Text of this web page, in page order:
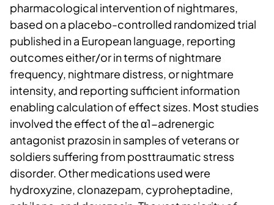
pharmacological intervention of nightmares,
based on a placebo-controlled randomized trial
published in a European language, reporting
outcomes either/or in terms of nightmare
frequency, nightmare distress, or nightmare
intensity, and reporting sufficient information
enabling calculation of effect sizes. Most studies
involved the effect of the α1-adrenergic
antagonist prazosin in samples of veterans or
soldiers suffering from posttraumatic stress
disorder. Other medications used were
hydroxyzine, clonazepam, cyproheptadine,